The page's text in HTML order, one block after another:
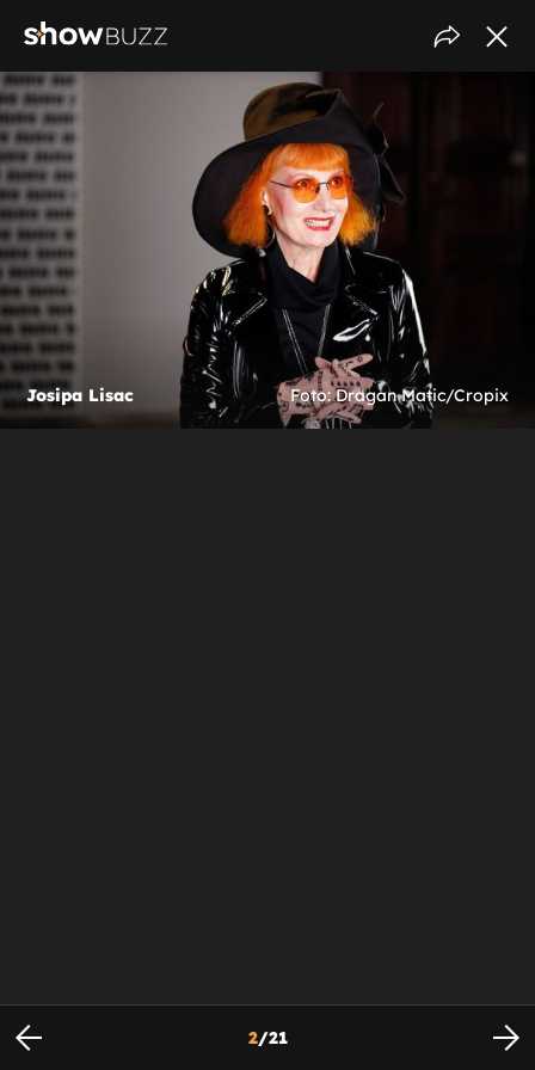
Josipa Lisac Foto: Dragan Matic/Cropix
2/21